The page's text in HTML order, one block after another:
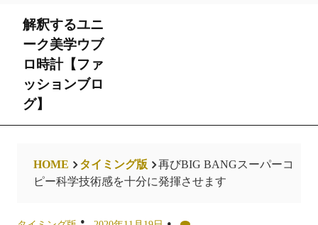
content
解釈するユニ
ーク美学ウブ
ロ時計【ファ
ッションブロ
グ】
HOME タイミング版
再びBIG BANGスーパーコ
ピー科学技術感を十分に発揮させます